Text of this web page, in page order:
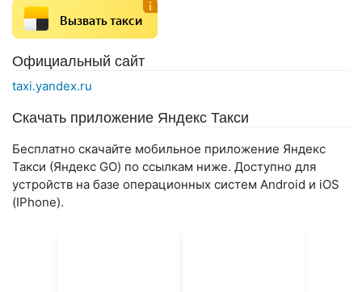
Вызвать такси
Официальный сайт
taxi.yandex.ru
Скачать приложение Яндекс Такси
Бесплатно скачайте мобильное приложение Яндекс
Такси (Яндекс GO) по ссылкам ниже. Доступно для
устройств на базе операционных систем Android и iOS
(IPhone).